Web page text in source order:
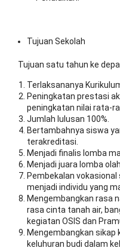
Tujuan Sekolah
Tujuan satu tahun ke
Terlaksananya
Peningkatan prestasi
peningkatan nilai rata-
Jumlah lulusan 100%.
Bertambahnya siswa
terakreditasi.
Menjadi finalis lomba
Menjadi juara lomba
Pembekalan
menjadi individu yang
Mengembangkan rasa
rasa cinta tanah air,
kegiatan OSIS dan
Mengembangkan sikap
keluhuran budi dalam